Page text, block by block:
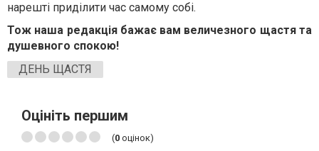
нарешті приділити час самому собі.
Тож наша редакція бажає вам величезного щастя та
душевного спокою!
ДЕНЬ ЩАСТЯ
Оцініть першим
(0 оцінок)